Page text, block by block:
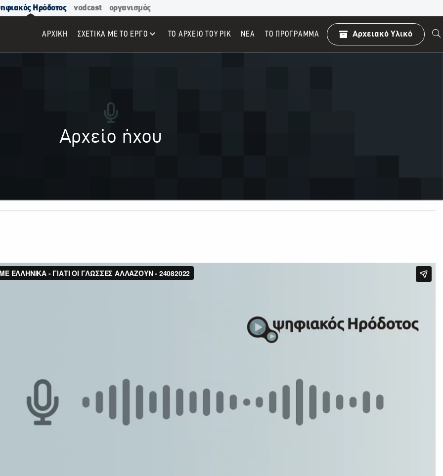
Ηρόδοτος vodcast οργανισμός
ΑΡΧΙΚΉ ΣΧΕΤΙΚΑ ΜΕ ΤΟ ΕΡΓΟ ΤΟ ΑΡΧΕΙΟ ΤΟΥ ΡΙΚ ΝΕΑ TO ΠΡΌΓΡΑΜΜΑ Αρχειακό Υλικό
Αρχείο ήχου